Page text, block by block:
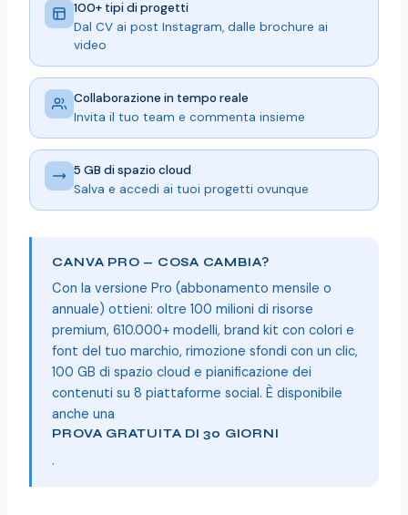
100+ tipi di progetti
Dal CV ai post Instagram, dalle brochure ai
video
Collaborazione in tempo reale
Invita il tuo team e commenta insieme
5 GB di spazio cloud
Salva e accedi ai tuoi progetti ovunque
CANVA PRO — COSA CAMBIA?
Con la versione Pro (abbonamento mensile o
annuale) ottieni: oltre 100 milioni di risorse
premium, 610.000+ modelli, brand kit con colori e
font del tuo marchio, rimozione sfondi con un clic,
100 GB di spazio cloud e pianificazione dei
contenuti su 8 piattaforme social. È disponibile
anche una
PROVA GRATUITA DI 30 GIORNI
.